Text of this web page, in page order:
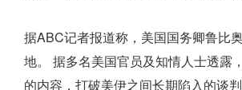
据ABC记者报道称，美国国务卿鲁比
地。 据多名美国官员及知情人士透露
的内容，打破美伊之间长期陷入的谈